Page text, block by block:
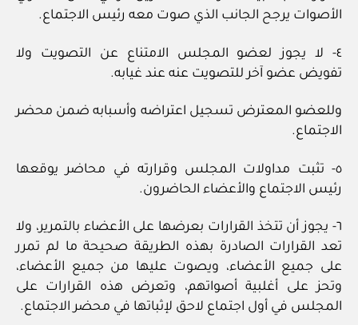
الأصوات يرجح الجانب الذي صوت معه رئيس الاجتماع.
٤- لا يجوز لعضو المجلس الامتناع عن التصويت ولا
تفويض عضو آخر للتصويت عنه عند غيابه.
وللعضو المعترض تسجيل اعتراضه وأسبابه ضمن محضر
الاجتماع.
٥- تثبت مداولات المجلس وقرارته في محاضر يوقعها
رئيس الاجتماع والأعضاء الحاضرون.
٦- يجوز أن تتخذ القرارات بعرضها على الأعضاء بالتمرير، ولا
تعد القرارات الصادرة بهذه الطريقة صحيحة ما لم تمرر
على جميع الأعضاء، ويصوت عليها من جميع الأعضاء،
وتحز على أغلبية أصواتهم، وتعرض هذه القرارات على
المجلس في أول اجتماع لاحق لإثباتها في محضر الاجتماع.